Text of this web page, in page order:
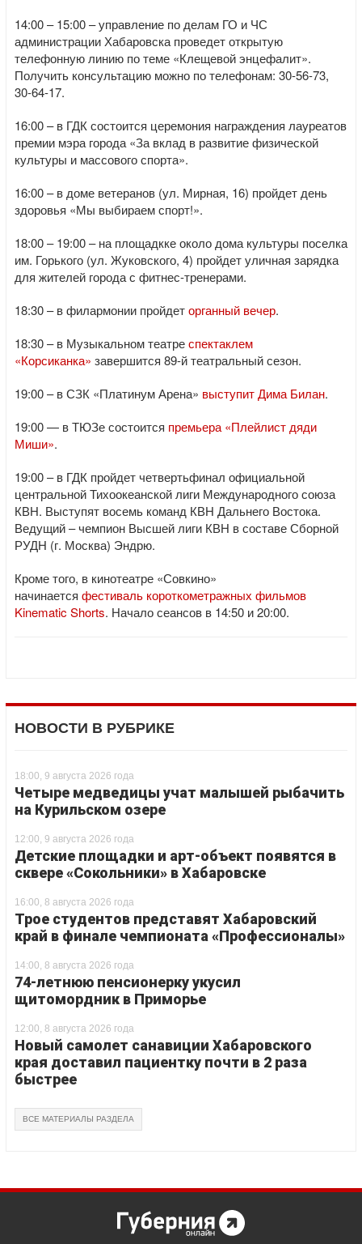
14:00 – 15:00 – управление по делам ГО и ЧС
администрации Хабаровска проведет открытую
телефонную линию по теме «Клещевой энцефалит».
Получить консультацию можно по телефонам: 30-56-73,
30-64-17.
16:00 – в ГДК состоится церемония награждения лауреатов
премии мэра города «За вклад в развитие физической
культуры и массового спорта».
16:00 – в доме ветеранов (ул. Мирная, 16) пройдет день
здоровья «Мы выбираем спорт!».
18:00 – 19:00 – на площадкке около дома культуры поселка
им. Горького (ул. Жуковского, 4) пройдет уличная зарядка
для жителей города с фитнес-тренерами.
18:30 – в филармонии пройдеторганный вечер.
18:30 – в Музыкальном театреспектаклем
«Корсиканка» завершится 89-й театральный сезон.
19:00 – в СЗК «Платинум Арена» выступит Дима Билан.
19:00 — в ТЮЗе состоится премьера «Плейлист дяди
Миши».
19:00 – в ГДК пройдет четвертьфинал официальной
центральной Тихоокеанской лиги Международного союза
КВН. Выступят восемь команд КВН Дальнего Востока.
Ведущий – чемпион Высшей лиги КВН в составе Сборной
РУДН (г. Москва) Эндрю.
Кроме того, в кинотеатре «Совкино»
начинается фестиваль короткометражных фильмов
Kinematic Shorts. Начало сеансов в 14:50 и 20:00.
НОВОСТИ В РУБРИКЕ
18:00, 9 августа 2026 года
Четыре медведицы учат малышей рыбачить
на Курильском озере
12:00, 9 августа 2026 года
Детские площадки и арт-объект появятся в
сквере «Сокольники» в Хабаровске
16:00, 8 августа 2026 года
Трое студентов представят Хабаровский
край в финале чемпионата «Профессионалы»
14:00, 8 августа 2026 года
74-летнюю пенсионерку укусил
щитомордник в Приморье
12:00, 8 августа 2026 года
Новый самолет санавиции Хабаровского
края доставил пациентку почти в 2 раза
быстрее
ВСЕ МАТЕРИАЛЫ РАЗДЕЛА